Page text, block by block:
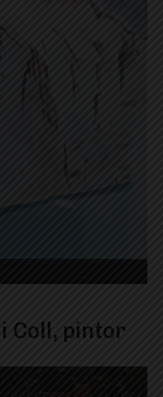
Coll, pintor